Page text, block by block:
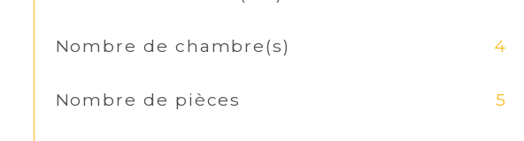
Nombre de chambre(s) 4
Nombre de pièces 5